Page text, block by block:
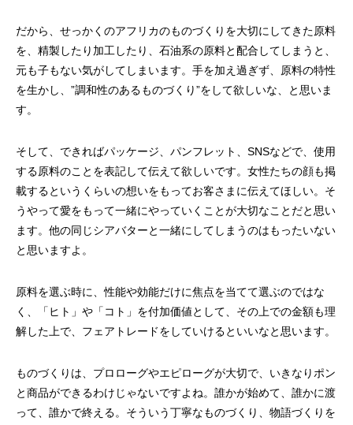
だから、せっかくのアフリカのものづくりを大切にしてきた原料
を、精製したり加工したり、石油系の原料と配合してしまうと、
元も子もない気がしてしまいます。手を加え過ぎず、原料の特性
を生かし、”調和性のあるものづくり”をして欲しいな、と思いま
す。
そして、できればパッケージ、パンフレット、SNSなどで、使用
する原料のことを表記して伝えて欲しいです。女性たちの顔も掲
載するというくらいの想いをもってお客さまに伝えてほしい。そ
うやって愛をもって一緒にやっていくことが大切なことだと思い
ます。他の同じシアバターと一緒にしてしまうのはもったいない
と思いますよ。
原料を選ぶ時に、性能や効能だけに焦点を当てて選ぶのではな
く、「ヒト」や「コト」を付加価値として、その上での金額も理
解した上で、フェアトレードをしていけるといいなと思います。
ものづくりは、プロローグやエピローグが大切で、いきなりポン
と商品ができるわけじゃないですよね。誰かが始めて、誰かに渡
って、誰かで終える。そういう丁寧なものづくり、物語づくりを